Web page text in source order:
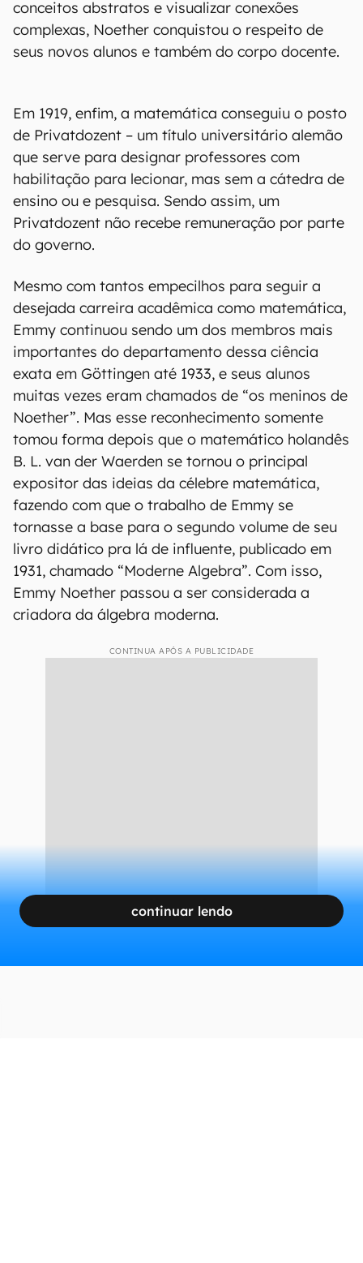
conceitos abstratos e visualizar conexões
complexas, Noether conquistou o respeito de
seus novos alunos e também do corpo docente.
Em 1919, enfim, a matemática conseguiu o posto
de Privatdozent – um título universitário alemão
que serve para designar professores com
habilitação para lecionar, mas sem a cátedra de
ensino ou e pesquisa. Sendo assim, um
Privatdozent não recebe remuneração por parte
do governo.
Mesmo com tantos empecilhos para seguir a
desejada carreira acadêmica como matemática,
Emmy continuou sendo um dos membros mais
importantes do departamento dessa ciência
exata em Göttingen até 1933, e seus alunos
muitas vezes eram chamados de “os meninos de
Noether”. Mas esse reconhecimento somente
tomou forma depois que o matemático holandês
B. L. van der Waerden se tornou o principal
expositor das ideias da célebre matemática,
fazendo com que o trabalho de Emmy se
tornasse a base para o segundo volume de seu
livro didático pra lá de influente, publicado em
1931, chamado “Moderne Algebra”. Com isso,
Emmy Noether passou a ser considerada a
criadora da álgebra moderna.
CONTINUA APÓS A PUBLICIDADE
continuar lendo